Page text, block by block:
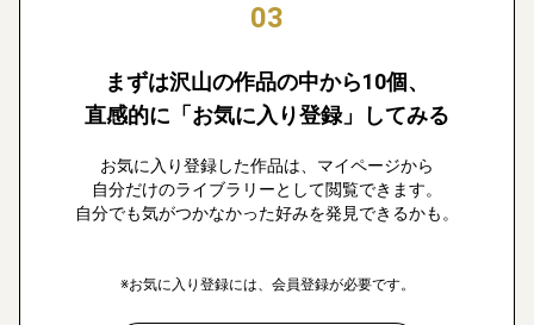
03
まずは沢山の作品の中から10個、
直感的に「お気に入り登録」してみる
お気に入り登録した作品は、マイページから
自分だけのライブラリーとして閲覧できます。
自分でも気がつかなかった好みを発見できるかも。
※お気に入り登録には、会員登録が必要です。